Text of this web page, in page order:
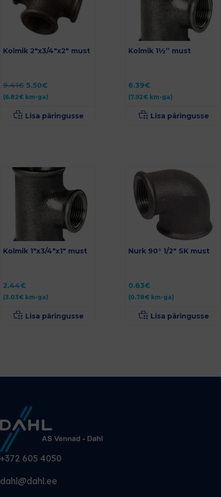
Kolmik 2″x3/4″x2″ must
9.41€ Algne
hind
9.41€.
5.50€
price
5.50€.
(6.82€ km-ga)
Lisa päringusse
Kolmik 1½” must
6.39€
(7.92€ km-ga)
Lisa päringusse
Kolmik 1″x3/4″x1″ must
2.44€
(3.03€ km-ga)
Lisa päringusse
Nurk 90° 1/2″ SK must
0.63€
(0.78€ km-ga)
Lisa päringusse
+372 605 4050
dahl@dahl.ee